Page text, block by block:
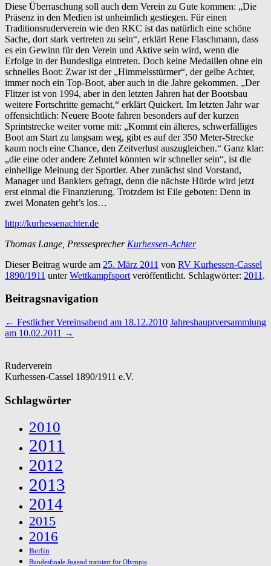
Diese Überraschung soll auch dem Verein zu Gute kommen: „Die
Präsenz in den Medien ist unheimlich gestiegen. Für einen
Traditionsruderverein wie den RKC ist das natürlich eine schöne
Sache, dort stark vertreten zu sein“, erklärt Rene Flaschmann, dass
es ein Gewinn für den Verein und Aktive sein wird, wenn die
Erfolge in der Bundesliga eintreten. Doch keine Medaillen ohne ein
schnelles Boot: Zwar ist der „Himmelsstürmer“, der gelbe Achter,
immer noch ein Top-Boot, aber auch in die Jahre gekommen. „Der
Flitzer ist von 1994, aber in den letzten Jahren hat der Bootsbau
weitere Fortschritte gemacht,“ erklärt Quickert. Im letzten Jahr war
offensichtlich: Neuere Boote fahren besonders auf der kurzen
Sprintstrecke weiter vorne mit: „Kommt ein älteres, schwerfälliges
Boot am Start zu langsam weg, gibt es auf der 350 Meter-Strecke
kaum noch eine Chance, den Zeitverlust auszugleichen.“ Ganz klar:
„die eine oder andere Zehntel könnten wir schneller sein“, ist die
einhellige Meinung der Sportler. Aber zunächst sind Vorstand,
Manager und Bankiers gefragt, denn die nächste Hürde wird jetzt
erst einmal die Finanzierung. Trotzdem ist Eile geboten: Denn in
zwei Monaten geht’s los…
http://kurhessenachter.de
Thomas Lange, Pressesprecher Kurhessen-Achter
Dieser Beitrag wurde am 25. März 2011 von RV Kurhessen-Cassel
1890/1911 unterWettkampfsport veröffentlicht. Schlagwörter: 2011 .
Beitragsnavigation
← Festlicher Vereinsabend am 18.12.2010 Jahreshauptversammlung
am 10.02.2011 →
Ruderverein
Kurhessen-Cassel 1890/1911 e.V.
Schlagwörter
2010
2011
2012
2013
2014
2015
2016
Berlin
Bundesfinale Jugend trainiert für Olympia